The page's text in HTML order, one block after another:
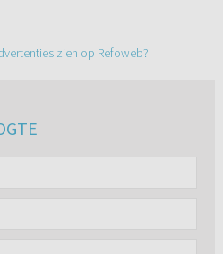
zien op Refoweb?